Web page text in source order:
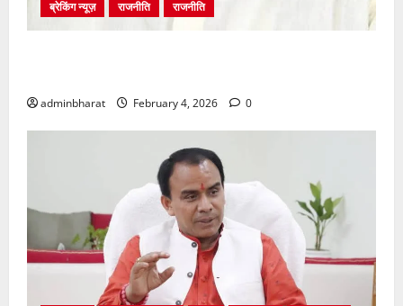
ब्रेकिंग न्यूज़
राजनीति राजनीति
adminbharat February 4, 2026 0